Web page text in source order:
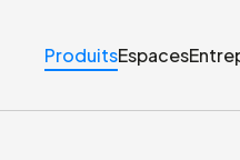
ProduitsEspaces